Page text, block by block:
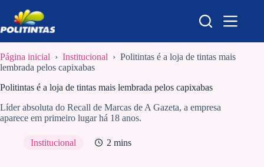
para
o
conteúdo
Página inicial › Institucional › Politintas é a loja de tintas mais
lembrada pelos capixabas
Politintas é a loja de tintas mais lembrada pelos capixabas
Líder absoluta do Recall de Marcas de A Gazeta, a empresa
aparece em primeiro lugar há 18 anos.
Institucional 2 mins